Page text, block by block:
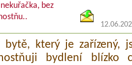
bez
který je zařízený,
bydlení blízko